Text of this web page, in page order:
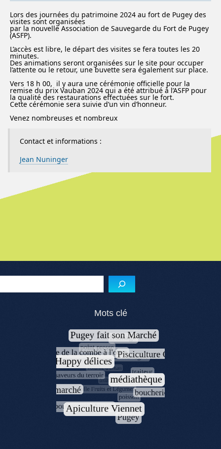
Lors des journées du patrimoine 2024 au fort de Pugey des
visites sont organisées
par la nouvelle Association de Sauvegarde du Fort de Pugey
(ASFP).
L’accès est libre, le départ des visites se fera toutes les 20
minutes.
Des animations seront organisées sur le site pour occuper
l’attente ou le retour, une buvette sera également sur place.
Vers 18 h 00, il y aura une cérémonie officielle pour la
remise du prix Vauban 2024 qui a été attribué à l’ASFP pour
la qualité des restaurations effectuées sur le fort.
Cette cérémonie sera suivie d’un vin d’honneur.
Venez nombreuses et nombreux
Contact et informations :
Jean Nuninger
Mots clé